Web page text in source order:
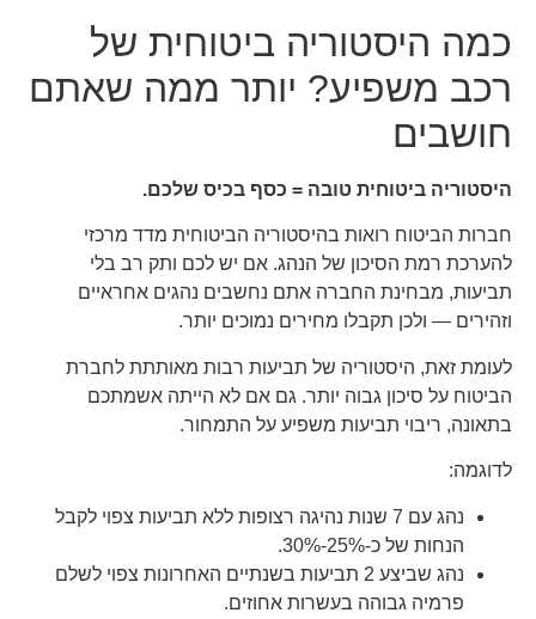
כמה היסטוריה ביטוחית של
רכב משפיע? יותר ממה שאתם
חושבים
היסטוריה ביטוחית טובה = כסף בכיס שלכם.
חברות הביטוח רואות בהיסטוריה הביטוחית מדד מרכזי
להערכת רמת הסיכון של הנהג. אם יש לכם ותק רב בלי
תביעות, מבחינת החברה אתם נחשבים נהגים אחראיים
וזהירים — ולכן תקבלו מחירים נמוכים יותר.
לעומת זאת, היסטוריה של תביעות רבות מאותתת לחברת
הביטוח על סיכון גבוה יותר. גם אם לא הייתה אשמתכם
בתאונה, ריבוי תביעות משפיע על התמחור.
לדוגמה:
נהג עם 7 שנות נהיגה רצופות ללא תביעות צפוי לקבל
הנחות של כ-25%-30%.
נהג שביצע 2 תביעות בשנתיים האחרונות צפוי לשלם
פרמיה גבוהה בעשרות אחוזים.